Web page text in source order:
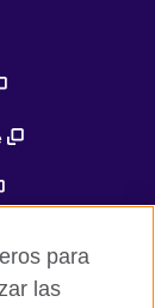
para
las